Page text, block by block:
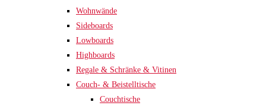
Wohnwände
Sideboards
Lowboards
Highboards
Regale & Schränke & Vitinen
Couch- & Beistelltische
Couchtische